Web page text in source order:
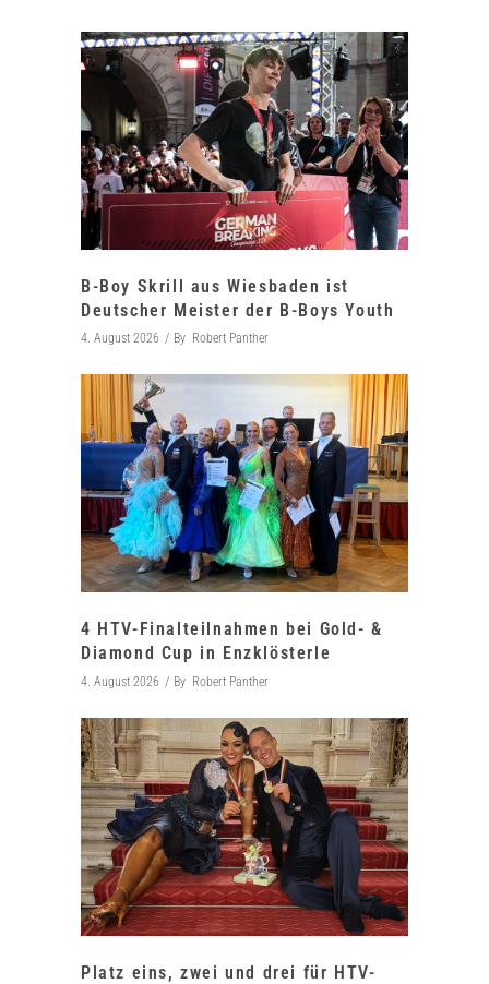
B-Boy Skrill aus Wiesbaden ist
Deutscher Meister der B-Boys Youth
4. August 2026 By Robert Panther
4 HTV-Finalteilnahmen bei Gold- &
Diamond Cup in Enzklösterle
4. August 2026 By Robert Panther
Platz eins, zwei und drei für HTV-